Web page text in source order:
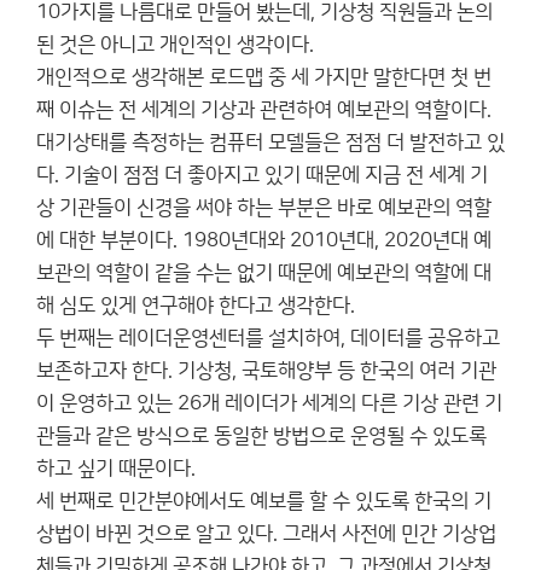
10가지를 나름대로 만들어 봤는데, 기상청 직원들과 논의
된 것은 아니고 개인적인 생각이다.
개인적으로 생각해본 로드맵 중 세 가지만 말한다면 첫 번
째 이슈는 전 세계의 기상과 관련하여 예보관의 역할이다.
대기상태를 측정하는 컴퓨터 모델들은 점점 더 발전하고 있
다. 기술이 점점 더 좋아지고 있기 때문에 지금 전 세계 기
상 기관들이 신경을 써야 하는 부분은 바로 예보관의 역할
에 대한 부분이다. 1980년대와 2010년대, 2020년대 예
보관의 역할이 같을 수는 없기 때문에 예보관의 역할에 대
해 심도 있게 연구해야 한다고 생각한다.
두 번째는 레이더운영센터를 설치하여, 데이터를 공유하고
보존하고자 한다. 기상청, 국토해양부 등 한국의 여러 기관
이 운영하고 있는 26개 레이더가 세계의 다른 기상 관련 기
관들과 같은 방식으로 동일한 방법으로 운영될 수 있도록
하고 싶기 때문이다.
세 번째로 민간분야에서도 예보를 할 수 있도록 한국의 기
상법이 바뀐 것으로 알고 있다. 그래서 사전에 민간 기상업